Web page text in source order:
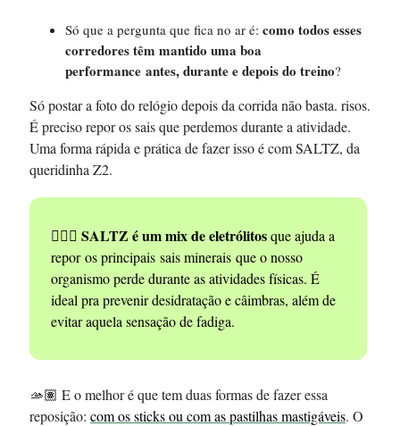
Só que a pergunta que fica no ar é: como todos esses
corredores têm mantido uma boa
performance antes, durante e depois do treino?
Só postar a foto do relógio depois da corrida não basta. risos.
É preciso repor os sais que perdemos durante a atividade.
Uma forma rápida e prática de fazer isso é com SALTZ, da
queridinha Z2.
🏃🏽‍♀️ SALTZ é um mix de eletrólitosque ajuda a
repor os principais sais minerais que o nosso
organismo perde durante as atividades físicas. É
ideal pra prevenir desidratação e câimbras, além de
evitar aquela sensação de fadiga.
🫴🏽 E o melhor é que tem duas formas de fazer essa
reposição: com os sticks ou com as pastilhas mastigáveis. O